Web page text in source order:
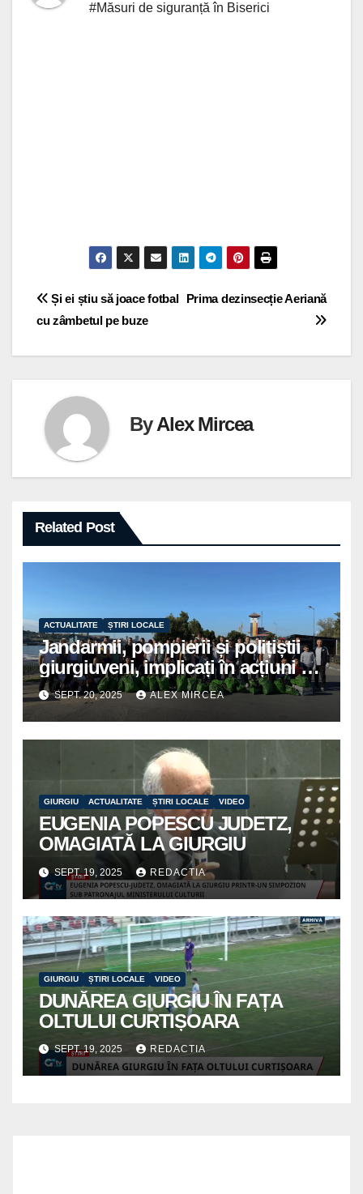
#Măsuri de siguranță în Biserici
Navigare
Prima dezinsecție Aeriană
Și ei știu să joace fotbal
cu zâmbetul pe buze
ByAlex Mircea
Related Post
ACTUALITATE ȘTIRI LOCALE
Jandarmii, pompierii și polițiștii
giurgiuveni, implicați în acțiuni de
voluntariat pentru un oraș mai
curat
SEPT. 20, 2025 ALEX MIRCEA
GIURGIU ACTUALITATE ȘTIRI LOCALE VIDEO
EUGENIA POPESCU JUDETZ,
OMAGIATĂ LA GIURGIU
SEPT. 19, 2025 REDACTIA
GIURGIU ȘTIRI LOCALE VIDEO
DUNĂREA GIURGIU ÎN FAȚA
OLTULUI CURTIȘOARA
SEPT. 19, 2025 REDACTIA